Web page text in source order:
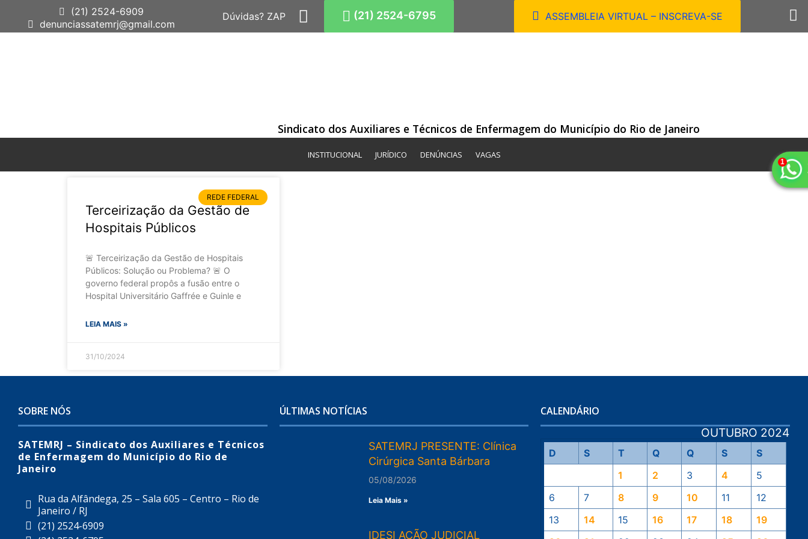
(21) 2524-6909
denunciassatemrj@gmail.com
Dúvidas? ZAP (21) 2524-6795 ASSEMBLEIA VIRTUAL – INSCREVA-SE
Sindicato dos Auxiliares e Técnicos de Enfermagem do Município do Rio de Janeiro
INSTITUCIONAL JURÍDICO DENÚNCIAS VAGAS
REDE FEDERAL
Terceirização da Gestão de
Hospitais Públicos
🚨 Terceirização da Gestão de Hospitais
Públicos: Solução ou Problema? 🚨 O
governo federal propôs a fusão entre o
Hospital Universitário Gaffrée e Guinle e
LEIA MAIS »
31/10/2024
SOBRE NÓS
SATEMRJ – Sindicato dos Auxiliares e Técnicos
de Enfermagem do Município do Rio de
Janeiro
Rua da Alfândega, 25 – Sala 605 – Centro – Rio de
Janeiro / RJ
(21) 2524-6909
ÚLTIMAS NOTÍCIAS
SATEMRJ PRESENTE: Clínica
Cirúrgica Santa Bárbara
05/08/2026
Leia Mais »
IDESI AÇÃO JUDICIAL
CALENDÁRIO
OUTUBRO 2024
D S T Q Q S
S
1
2 3 4
5
6
7 8 9 10 11
12
13
14 15 16 17 18
19